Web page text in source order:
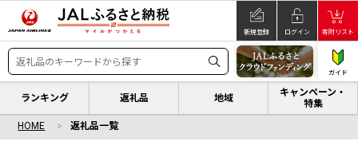
新規登録 ログイン 寄附リスト
ガイド
ランキング 返礼品 地域
キャンペーン・
特集
HOME 返礼品一覧